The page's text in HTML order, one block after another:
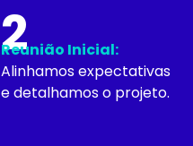
2
Reunião Inicial:
Alinhamos expectativas
e detalhamos o projeto.